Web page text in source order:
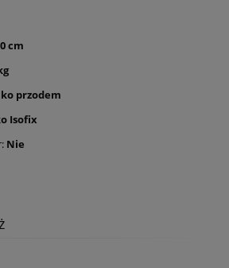
cm
przodem
Isofix
Nie